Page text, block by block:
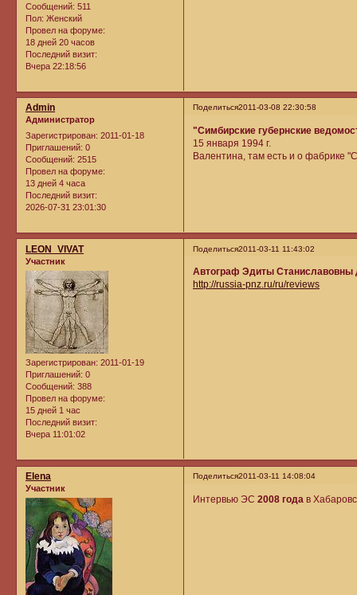
Сообщений: 511
Пол: Женский
Провел на форуме:
18 дней 20 часов
Последний визит:
Вчера 22:18:56
Поделиться2011-03-08 22:30:58
Admin
Администратор
Зарегистрирован: 2011-01-18
Приглашений: 0
Сообщений: 2515
Провел на форуме:
13 дней 4 часа
Последний визит:
2026-07-31 23:01:30
"Симбирские губернские
15 января 1994 г.
Валентина, там есть и о фабрике
Поделиться2011-03-11 11:43:02
LEON_VIVAT
Участник
Зарегистрирован: 2011-01-19
Приглашений: 0
Сообщений: 388
Провел на форуме:
15 дней 1 час
Последний визит:
Вчера 11:01:02
Автограф Эдиты Станиславовны
http://russia-pnz.ru/ru/reviews
Поделиться2011-03-11 14:08:04
Elena
Участник
Интервью ЭС2008 годав